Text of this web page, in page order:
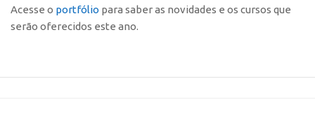
CEPIDs
CEPIX
INCTs
Acesse o portfólio para saber as novidades e os cursos que
serão oferecidos este ano.